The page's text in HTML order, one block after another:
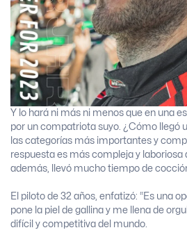
Y lo hará ni más ni menos que en una
por un compatriota suyo. ¿Cómo llegó
las categorías más importantes y
respuesta es más compleja y laboriosa
además, llevó mucho tiempo de
El piloto de 32 años, enfatizó: “Es una
pone la piel de gallina y me llena de
difícil y competitiva del mundo.